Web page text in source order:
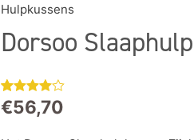
Hulpkussens
Dorsoo
Gewaardeerd
3.92 op
12
€56,70
Zijslaper
aantal